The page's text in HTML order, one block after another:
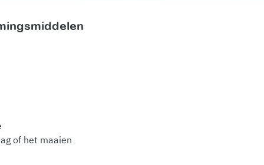
of het maaien